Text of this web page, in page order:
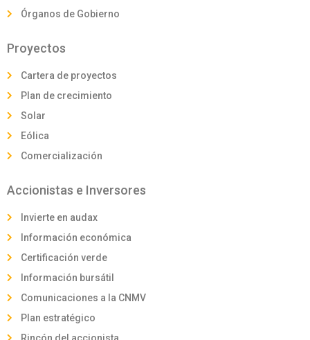
Órganos de Gobierno
Proyectos
Cartera de proyectos
Plan de crecimiento
Solar
Eólica
Comercialización
Accionistas e Inversores
Invierte en audax
Información económica
Certificación verde
Información bursátil
Comunicaciones a la CNMV
Plan estratégico
Rincón del accionista